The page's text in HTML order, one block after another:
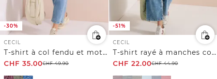
-30%
CECIL
T-shirt à col fendu et motif paisley
CHF 35.00CHF49.90
-51%
CECIL
T-shirt rayé à manches courtes
CHF 22.00CHF44.90